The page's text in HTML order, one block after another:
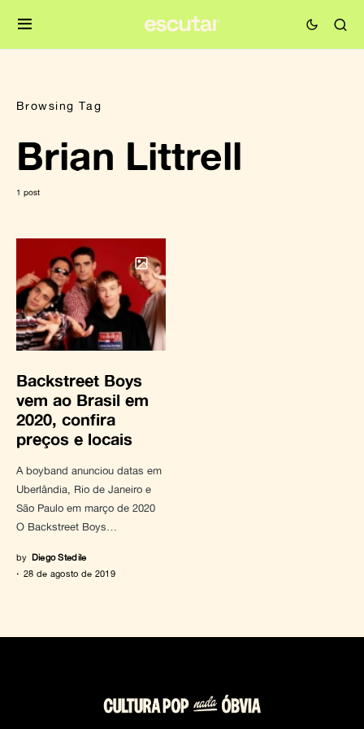
Browsing Tag
Brian Littrell
1 post
Backstreet Boys
vem ao Brasil em
2020, confira
preços e locais
A boyband anunciou datas em
Uberlândia, Rio de Janeiro e
São Paulo em março de 2020
O Backstreet Boys…
by Diego Stedile
28 de agosto de 2019